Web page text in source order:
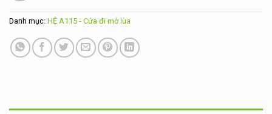
Danh mục: HỆ A115 - Cửa đi mở lùa